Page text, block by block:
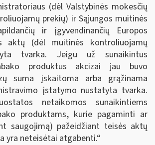
(dėl Valstybinės mokesčių
prekių) ir Sąjungos muitinės
ir įgyvendinančių Europos
aktų (dėl muitinės kontroliuojamų
tvarka. Jeigu už sunaikintus
produktus akcizai jau buvo
suma įskaitoma arba grąžinama
įstatymo nustatyta tvarka.
netaikomos sunaikintiems
produktams, kurie pagaminti ar
saugojimą) pažeidžiant teisės aktų
yra neteisėtai atgabenti.“